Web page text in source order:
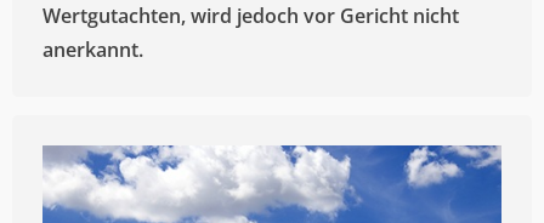
Wertgutachten, wird jedoch vor Gericht nicht
anerkannt.